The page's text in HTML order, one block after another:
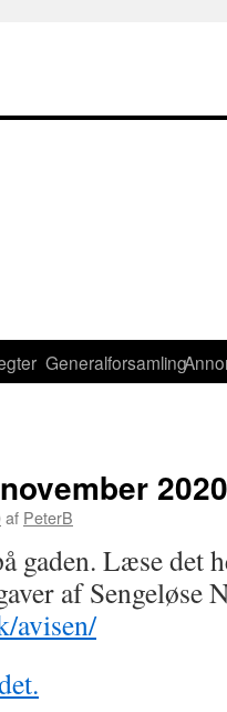
Generalforsamling
2020
af PeterB
gaden. Læse det
af Sengeløse
avisen/